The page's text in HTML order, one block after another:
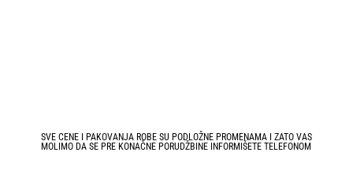
SVE CENE I PAKOVANJA ROBE SU PODLOŽNE PROMENAMA I ZATO VAS
MOLIMO DA SE PRE KONAČNE PORUDŽBINE INFORMIŠETE TELEFONOM